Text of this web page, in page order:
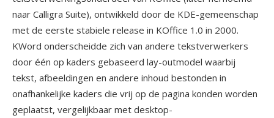
naar Calligra Suite), ontwikkeld door de KDE-gemeenschap
met de eerste stabiele release in KOffice 1.0 in 2000.
KWord onderscheidde zich van andere tekstverwerkers
door één op kaders gebaseerd lay-outmodel waarbij
tekst, afbeeldingen en andere inhoud bestonden in
onafhankelijke kaders die vrij op de pagina konden worden
geplaatst, vergelijkbaar met desktop-